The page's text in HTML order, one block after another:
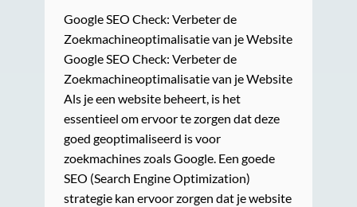
Google SEO Check: Verbeter de
Zoekmachineoptimalisatie van je Website
Google SEO Check: Verbeter de
Zoekmachineoptimalisatie van je Website
Als je een website beheert, is het
essentieel om ervoor te zorgen dat deze
goed geoptimaliseerd is voor
zoekmachines zoals Google. Een goede
SEO (Search Engine Optimization)
strategie kan ervoor zorgen dat je website